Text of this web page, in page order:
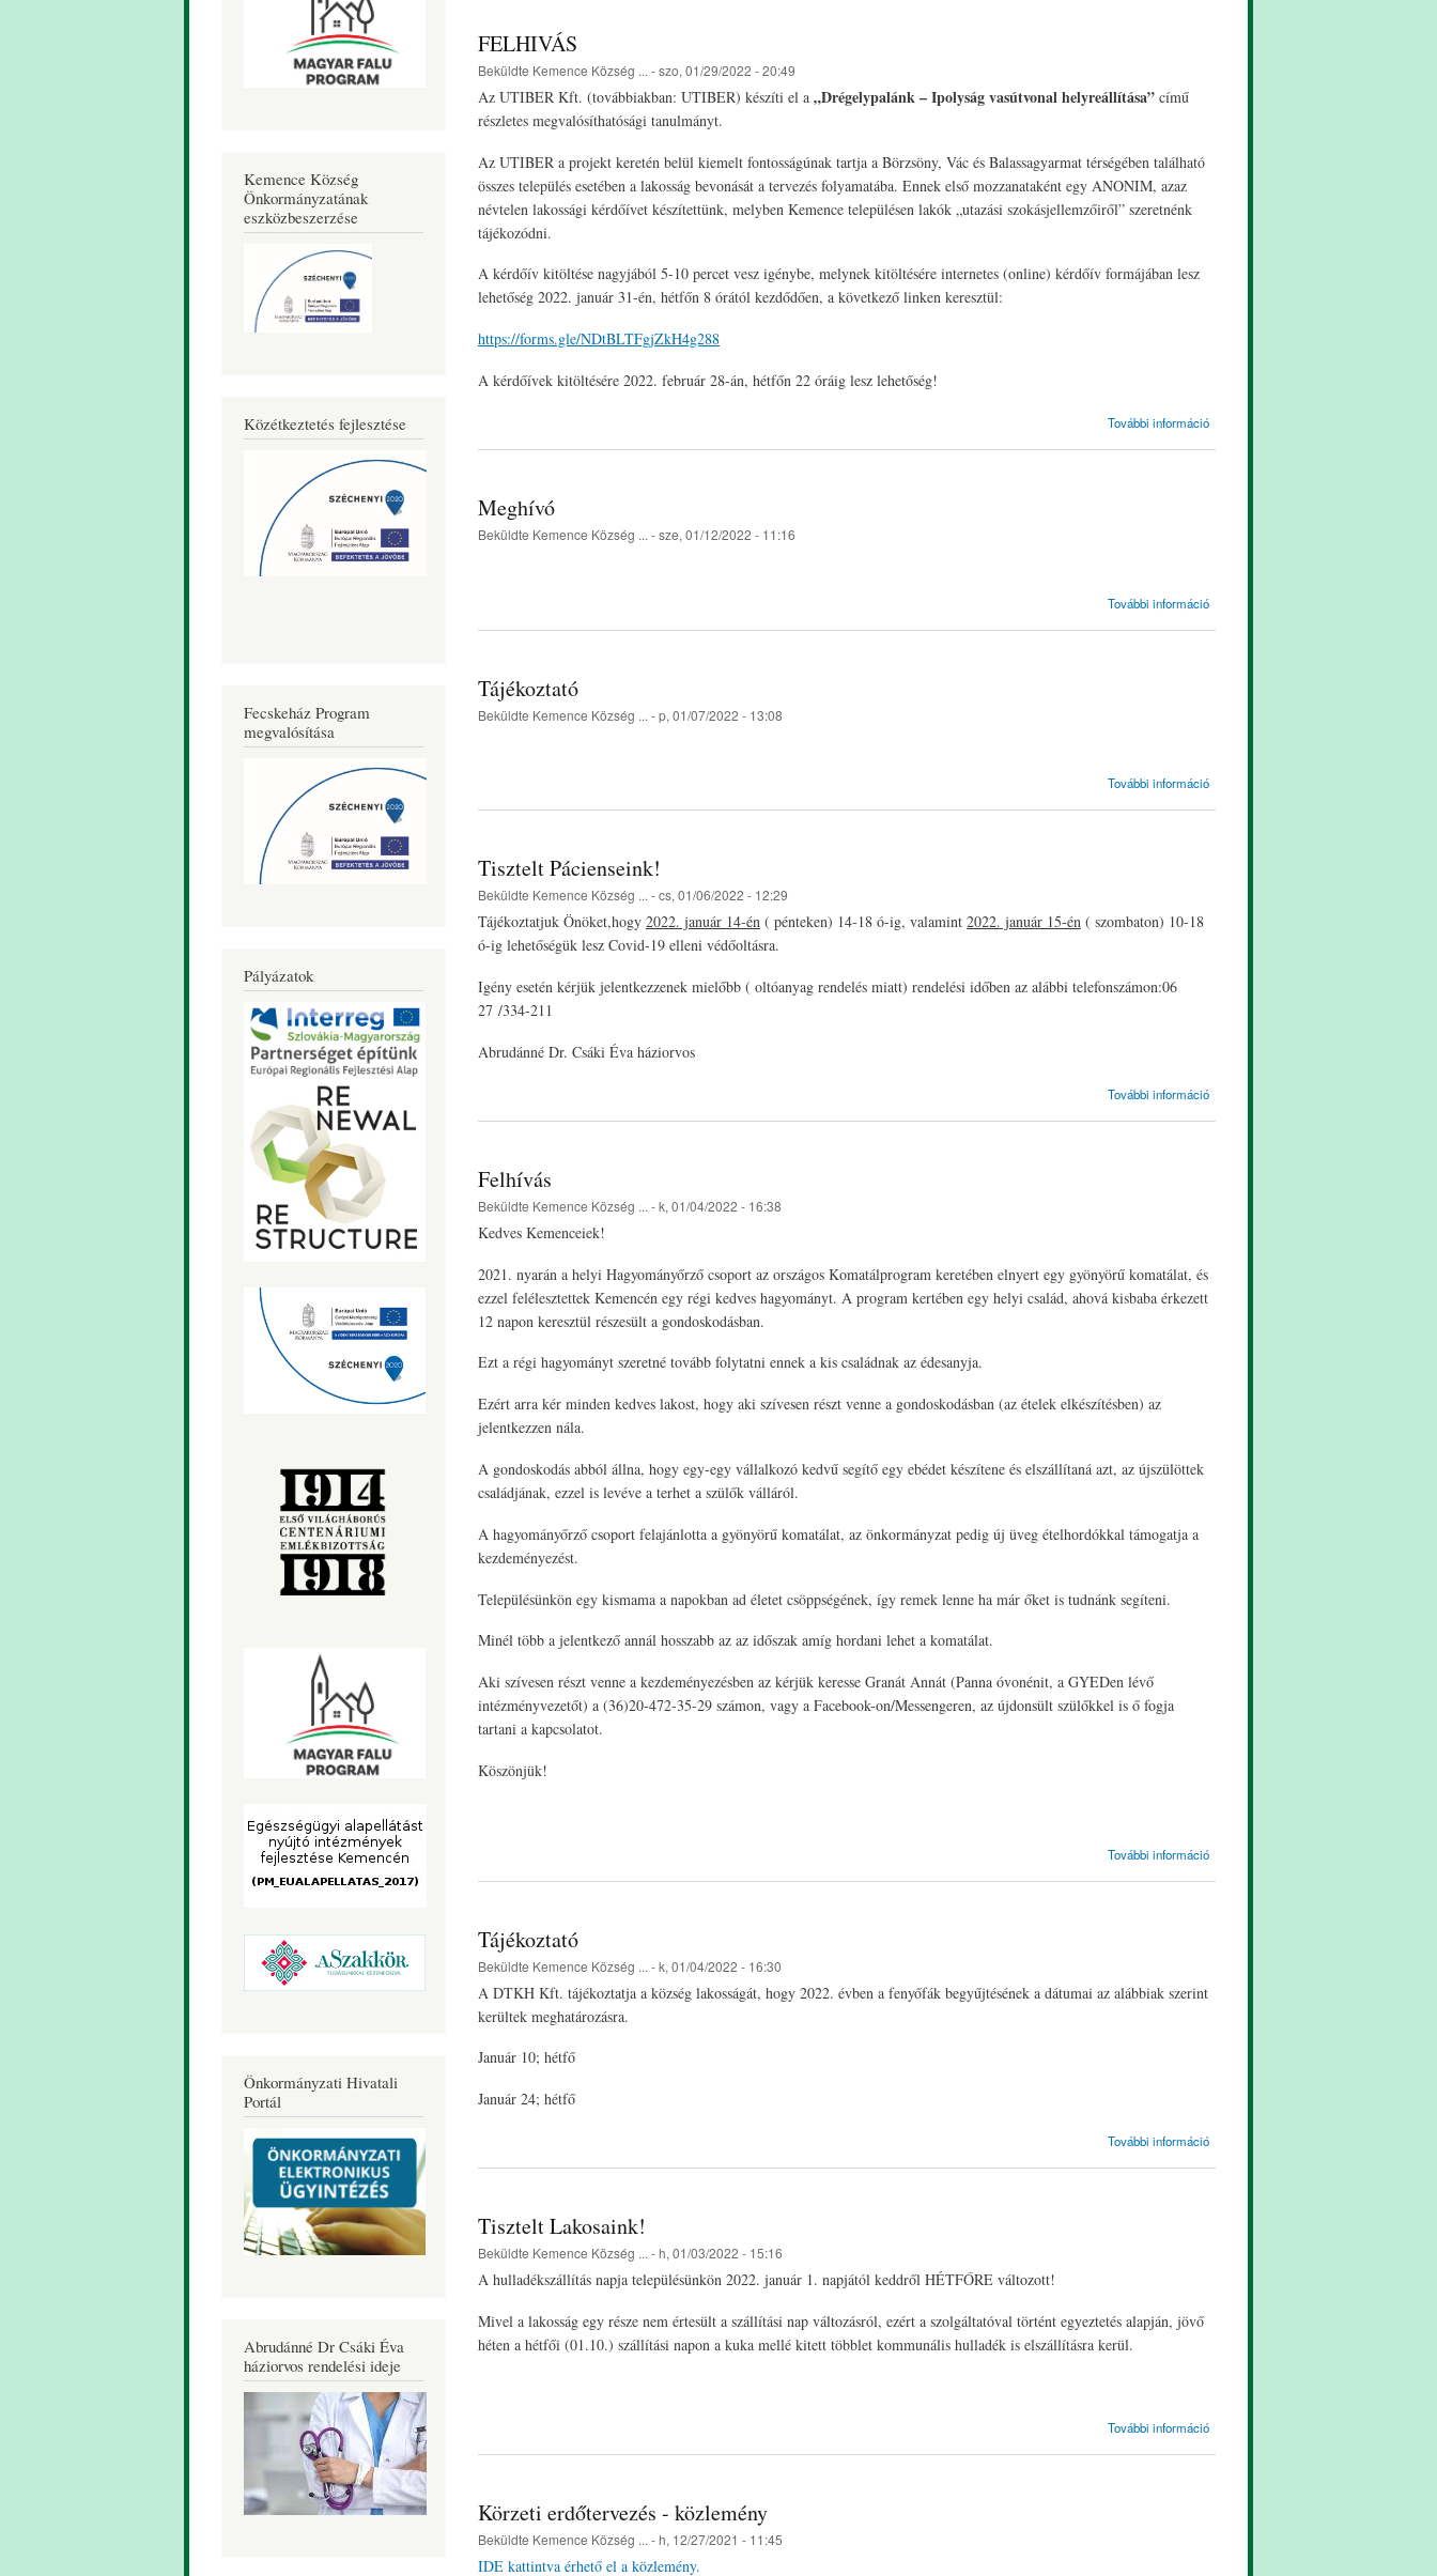
Kemence Község
Önkormányzatának
eszközbeszerzése
Közétkeztetés fejlesztése
Fecskeház Program
megvalósítása
Pályázatok
Önkormányzati Hivatali
Portál
Abrudánné Dr Csáki Éva
háziorvos rendelési ideje
FELHIVÁS
Beküldte Kemence Község ... - szo, 01/29/2022 - 20:49
Az UTIBER Kft. (továbbiakban: UTIBER) készíti el a „Drégelypalánk – Ipolyság vasútvonal helyreállítása” című
részletes megvalósíthatósági tanulmányt.
Az UTIBER a projekt keretén belül kiemelt fontosságúnak tartja a Börzsöny, Vác és Balassagyarmat térségében található
összes település esetében a lakosság bevonását a tervezés folyamatába. Ennek első mozzanataként egy ANONIM, azaz
névtelen lakossági kérdőívet készítettünk, melyben Kemence településen lakók „utazási szokásjellemzőiről” szeretnénk
tájékozódni.
A kérdőív kitöltése nagyjából 5-10 percet vesz igénybe, melynek kitöltésére internetes (online) kérdőív formájában lesz
lehetőség 2022. január 31-én, hétfőn 8 órától kezdődően, a következő linken keresztül:
https://forms.gle/NDtBLTFgjZkH4g288
A kérdőívek kitöltésére 2022. február 28-án, hétfőn 22 óráig lesz lehetőség!
További információ
kapcsolatosan
Meghívó
Beküldte Kemence Község ... - sze, 01/12/2022 - 11:16
További információ
kapcsolatosan
Tájékoztató
Beküldte Kemence Község ... - p, 01/07/2022 - 13:08
További információ
kapcsolatosan
Tisztelt Pácienseink!
Beküldte Kemence Község ... - cs, 01/06/2022 - 12:29
Tájékoztatjuk Önöket,hogy 2022. január 14-én ( pénteken) 14-18 ó-ig, valamint 2022. január 15-én ( szombaton) 10-18
ó-ig lehetőségük lesz Covid-19 elleni védőoltásra.
Igény esetén kérjük jelentkezzenek mielőbb ( oltóanyag rendelés miatt) rendelési időben az alábbi telefonszámon:06
27 /334-211
Abrudánné Dr. Csáki Éva háziorvos
További információ
Felhívás
Beküldte Kemence Község ... - k, 01/04/2022 - 16:38
Kedves Kemenceiek!
2021. nyarán a helyi Hagyományőrző csoport az országos Komatálprogram keretében elnyert egy gyönyörű komatálat, és
ezzel felélesztettek Kemencén egy régi kedves hagyományt. A program kertében egy helyi család, ahová kisbaba érkezett
12 napon keresztül részesült a gondoskodásban.
Ezt a régi hagyományt szeretné tovább folytatni ennek a kis családnak az édesanyja.
Ezért arra kér minden kedves lakost, hogy aki szívesen részt venne a gondoskodásban (az ételek elkészítésben) az
jelentkezzen nála.
A gondoskodás abból állna, hogy egy-egy vállalkozó kedvű segítő egy ebédet készítene és elszállítaná azt, az újszülöttek
családjának, ezzel is levéve a terhet a szülők válláról.
A hagyományőrző csoport felajánlotta a gyönyörű komatálat, az önkormányzat pedig új üveg ételhordókkal támogatja a
kezdeményezést.
Településünkön egy kismama a napokban ad életet csöppségének, így remek lenne ha már őket is tudnánk segíteni.
Minél több a jelentkező annál hosszabb az az időszak amíg hordani lehet a komatálat.
Aki szívesen részt venne a kezdeményezésben az kérjük keresse Granát Annát (Panna óvonénit, a GYEDen lévő
intézményvezetőt) a (36)20-472-35-29 számon, vagy a Facebook-on/Messengeren, az újdonsült szülőkkel is ő fogja
tartani a kapcsolatot.
Köszönjük!
További információ
kapcsolatosan
Tájékoztató
Beküldte Kemence Község ... - k, 01/04/2022 - 16:30
A DTKH Kft. tájékoztatja a község lakosságát, hogy 2022. évben a fenyőfák begyűjtésének a dátumai az alábbiak szerint
kerültek meghatározásra.
Január 10; hétfő
Január 24; hétfő
További információ
kapcsolatosan
Tisztelt Lakosaink!
Beküldte Kemence Község ... - h, 01/03/2022 - 15:16
A hulladékszállítás napja településünkön 2022. január 1. napjától keddről HÉTFŐRE változott!
Mivel a lakosság egy része nem értesült a szállítási nap változásról, ezért a szolgáltatóval történt egyeztetés alapján, jövő
héten a hétfői (01.10.) szállítási napon a kuka mellé kitett többlet kommunális hulladék is elszállításra kerül.
További információ
Körzeti erdőtervezés - közlemény
Beküldte Kemence Község ... - h, 12/27/2021 - 11:45
IDE kattintva érhető el a közlemény.